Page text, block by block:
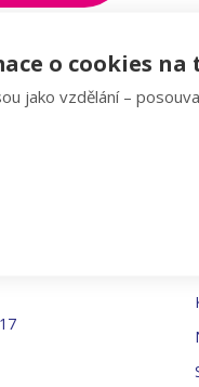
o cookies
jako vzdělání –